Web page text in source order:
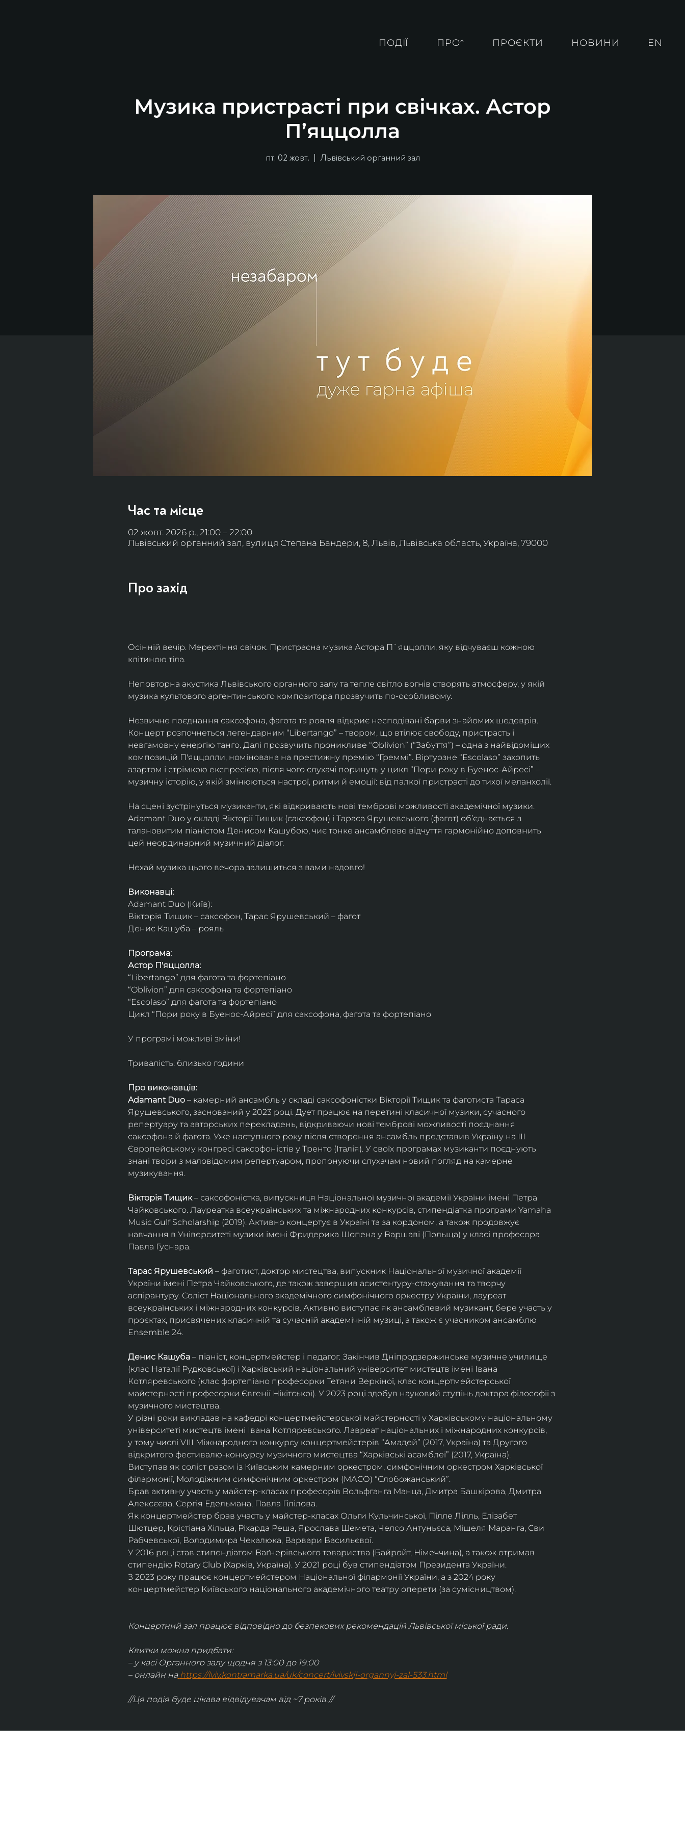
ПОДІЇ ПРО* ПРОЄКТИ НОВИНИ EN
Музика пристрасті при свічках. Астор
П’яццолла
пт, 02 жовт.
  |
Львівський органний зал
Час та місце
02 жовт. 2026 р., 21:00 – 22:00
Львівський органний зал, вулиця Степана Бандери, 8, Львів, Львівська область, Україна, 79000
Про захід
Осінній вечір. Мерехтіння свічок. Пристрасна музика Астора П`яццолли, яку відчуваєш кожною
клітиною тіла.
Неповторна акустика Львівського органного залу та тепле світло вогнів створять атмосферу, у якій
музика культового аргентинського композитора прозвучить по-особливому.
Незвичне поєднання саксофона, фагота та рояля відкриє несподівані барви знайомих шедеврів.
Концерт розпочнеться легендарним “Libertango” – твором, що втілює свободу, пристрасть і
невгамовну енергію танго. Далі прозвучить проникливе “Oblivion” (“Забуття”) – одна з найвідоміших
композицій П'яццолли, номінована на престижну премію “Греммі”. Віртуозне “Escolaso” захопить
азартом і стрімкою експресією, після чого слухачі поринуть у цикл “Пори року в Буенос-Айресі” –
музичну історію, у якій змінюються настрої, ритми й емоції: від палкої пристрасті до тихої меланхолії.
На сцені зустрінуться музиканти, які відкривають нові темброві можливості академічної музики.
Adamant Duo у складі Вікторії Тищик (саксофон) і Тараса Ярушевського (фагот) об’єднається з
талановитим піаністом Денисом Кашубою, чиє тонке ансамблеве відчуття гармонійно доповнить
цей неординарний музичний діалог.
Нехай музика цього вечора залишиться з вами надовго!
Виконавці:
Adamant Duo (Київ):
Вікторія Тищик – саксофон, Тарас Ярушевський – фагот
Денис Кашуба – рояль
Програма:
Астор П'яццолла:
“Libertango” для фагота та фортепіано
“Oblivion” для саксофона та фортепіано
“Escolaso” для фагота та фортепіано
Цикл “Пори року в Буенос-Айресі” для саксофона, фагота та фортепіано
У програмі можливі зміни!
Тривалість: близько години
Про виконавців:
Adamant Duo – камерний ансамбль у складі саксофоністки Вікторії Тищик та фаготиста Тараса
Ярушевського, заснований у 2023 році. Дует працює на перетині класичної музики, сучасного
репертуару та авторських перекладень, відкриваючи нові темброві можливості поєднання
саксофона й фагота. Уже наступного року після створення ансамбль представив Україну на ІІІ
Європейському конгресі саксофоністів у Тренто (Італія). У своїх програмах музиканти поєднують
знані твори з маловідомим репертуаром, пропонуючи слухачам новий погляд на камерне
музикування.
Вікторія Тищик – саксофоністка, випускниця Національної музичної академії України імені Петра
Чайковського. Лауреатка всеукраїнських та міжнародних конкурсів, стипендіатка програми Yamaha
Music Gulf Scholarship (2019). Активно концертує в Україні та за кордоном, а також продовжує
навчання в Університеті музики імені Фридерика Шопена у Варшаві (Польща) у класі професора
Павла Гуснара.
Тарас Ярушевський – фаготист, доктор мистецтва, випускник Національної музичної академії
України імені Петра Чайковського, де також завершив асистентуру-стажування та творчу
аспірантуру. Соліст Національного академічного симфонічного оркестру України, лауреат
всеукраїнських і міжнародних конкурсів. Активно виступає як ансамблевий музикант, бере участь у
проєктах, присвячених класичній та сучасній академічній музиці, а також є учасником ансамблю
Ensemble 24.
Денис Кашуба – піаніст, концертмейстер і педагог. Закінчив Дніпродзержинське музичне училище
(клас Наталії Рудковської) і Харківський національний університет мистецтв імені Івана
Котляревського (клас фортепіано професорки Тетяни Веркіної, клас концертмейстерської
майстерності професорки Євгенії Нікітської). У 2023 році здобув науковий ступінь доктора філософії з
музичного мистецтва.
У різні роки викладав на кафедрі концертмейстерської майстерності у Харківському національному
університеті мистецтв імені Івана Котляревського. Лавреат національних і міжнародних конкурсів,
у тому числі VIII Міжнародного конкурсу концертмейстерів “Амадей” (2017, Україна) та Другого
відкритого фестивалю-конкурсу музичного мистецтва “Харківські асамблеї” (2017, Україна).
Виступав як соліст разом із Київським камерним оркестром, симфонічним оркестром Харківської
філармонії, Молодіжним симфонічним оркестром (МАСО) “Слобожанський”.
Брав активну участь у майстер-класах професорів Вольфганга Манца, Дмитра Башкірова, Дмитра
Алексєєва, Сергія Едельмана, Павла Гілілова.
Як концертмейстер брав участь у майстер-класах Ольги Кульчинської, Пілле Лілль, Елізабет
Шютцер, Крістіана Хільца, Ріхарда Реша, Ярослава Шемета, Челсо Антуньєса, Мішеля Маранга, Єви
Рабчевської, Володимира Чекалюка, Варвари Васильєвої.
У 2016 році став стипендіатом Ваґнерівського товариства (Байройт, Німеччина), а також отримав
стипендію Rotary Club (Харків, Україна). У 2021 році був стипендіатом Президента України.
З 2023 року працює концертмейстером Національної філармонії України, а з 2024 року
концертмейстер Київського національного академічного театру оперети (за сумісництвом).
Концертний зал працює відповідно до безпекових рекомендацій Львівської міської ради.
Квитки можна придбати:
– у касі Органного залу щодня з 13:00 до 19:00
– онлайн на https://lviv.kontramarka.ua/uk/concert/lvivskij-organnyj-zal-533.html
//Ця подія буде цікава відвідувачам від ~7 років.//